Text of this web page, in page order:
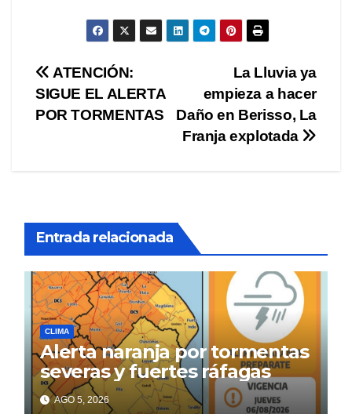
Navegación
de
La Lluvia ya
empieza a hacer
Daño en Berisso, La
Franja explotada
ATENCIÓN:
SIGUE EL ALERTA
POR TORMENTAS
Entrada relacionada
CLIMA
Alerta naranja por tormentas
severas y fuertes ráfagas
AGO 5, 2026